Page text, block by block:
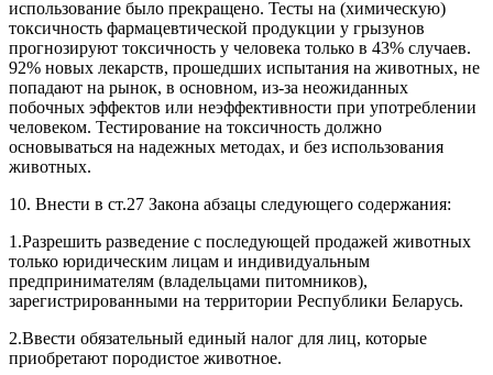
использование было прекращено. Тесты на (химическую)
токсичность фармацевтической продукции у грызунов
прогнозируют токсичность у человека только в 43% случаев.
92% новых лекарств, прошедших испытания на животных, не
попадают на рынок, в основном, из-за неожиданных
побочных эффектов или неэффективности при употреблении
человеком. Тестирование на токсичность должно
основываться на надежных методах, и без использования
животных.
10. Внести в ст.27 Закона абзацы следующего содержания:
1.Разрешить разведение с последующей продажей животных
только юридическим лицам и индивидуальным
предпринимателям (владельцами питомников),
зарегистрированными на территории Республики Беларусь.
2.Ввести обязательный единый налог для лиц, которые
приобретают породистое животное.